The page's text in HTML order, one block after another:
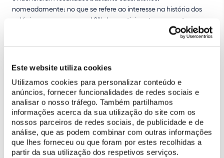
Este website utiliza cookies
Utilizamos cookies para personalizar conteúdo e
anúncios, fornecer funcionalidades de redes sociais e
analisar o nosso tráfego. Também partilhamos
informações acerca da sua utilização do site com os
nossos parceiros de redes sociais, de publicidade e de
análise, que as podem combinar com outras informações
que lhes forneceu ou que foram por estes recolhidas a
partir da sua utilização dos respetivos serviços.
nomeadamente; no que se refere ao interesse na história dos
palácios, que para cerca 40% dos participantes aumentou
consideravelmente; e no que toca à sua perspetiva sobre estes
monumentos, que mudou completamente para cerca de 30%
consideravelmente.
O evento incluiu, ainda, a apresentação do Programa Descola,
iniciativa da Direção de Cultura da Câmara Municipal de Lisboa
e da EGEAC que também alia escolas, património e artes.
Antes do debate que encerrou o programa, realizou-se uma
visita guiada técnica à nova museografia do Palácio Nacional
de Sintra.